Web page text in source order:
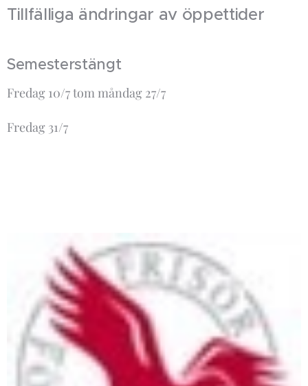
Tillfälliga ändringar av öppettider
Semesterstängt
Fredag 10/7 tom måndag 27/7
Fredag 31/7